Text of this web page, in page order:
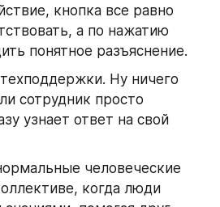
кнопка все равно
а по нажатию
понятное разъяснение.
Ну ничего
сотрудник просто
узнает ответ на свой
человеческие
когда люди